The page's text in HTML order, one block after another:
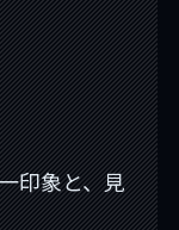
印象と、見